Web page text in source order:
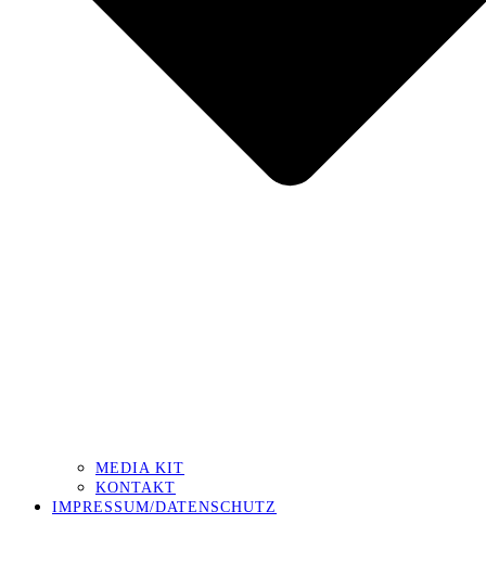
MEDIA KIT
KONTAKT
IMPRESSUM/DATENSCHUTZ